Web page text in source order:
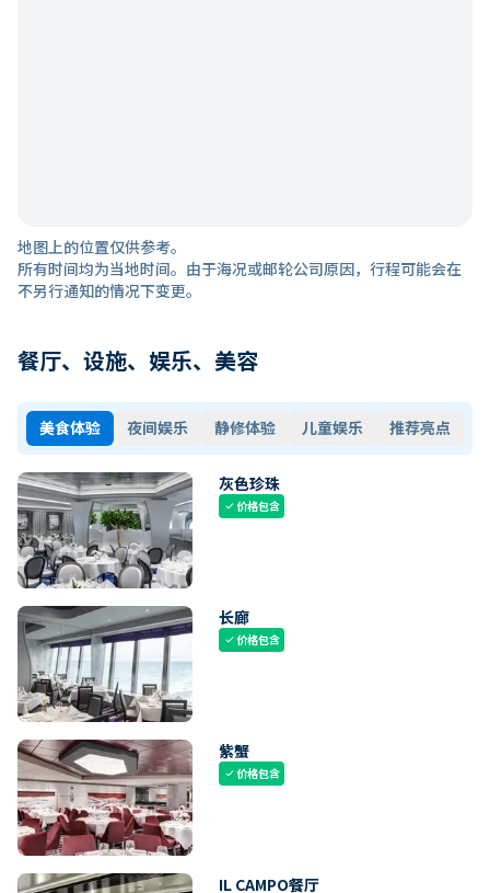
地图上的位置仅供参考。
所有时间均为当地时间。由于海况或邮轮公司原因，行程可能会在
不另行通知的情况下变更。
餐厅、设施、娱乐、美容
美食体验 夜间娱乐 静修体验 儿童娱乐 推荐亮点
灰色珍珠
check价格包含
长廊
check价格包含
紫蟹
check价格包含
IL CAMPO餐厅